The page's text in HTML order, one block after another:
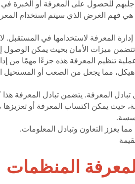
جلبهم للحصول على المعرفة أو الخبرة في
هي فهم الغرض الذي سيتم استخدام
المعرفة لاستخدامها في المستقبل.
ميزات الأمان بحيث يمكن الوصول
تنظيم المعرفة هذه جزءًا مهمًا من
هيكل، مما يجعل من الصعب أو المستحيل
المعرفة. يتضمن تبادل المعرفة
حيث يمكن اكتساب المعرفة أو
يعزز التعاون وتبادل المعلومات.
المنظمات